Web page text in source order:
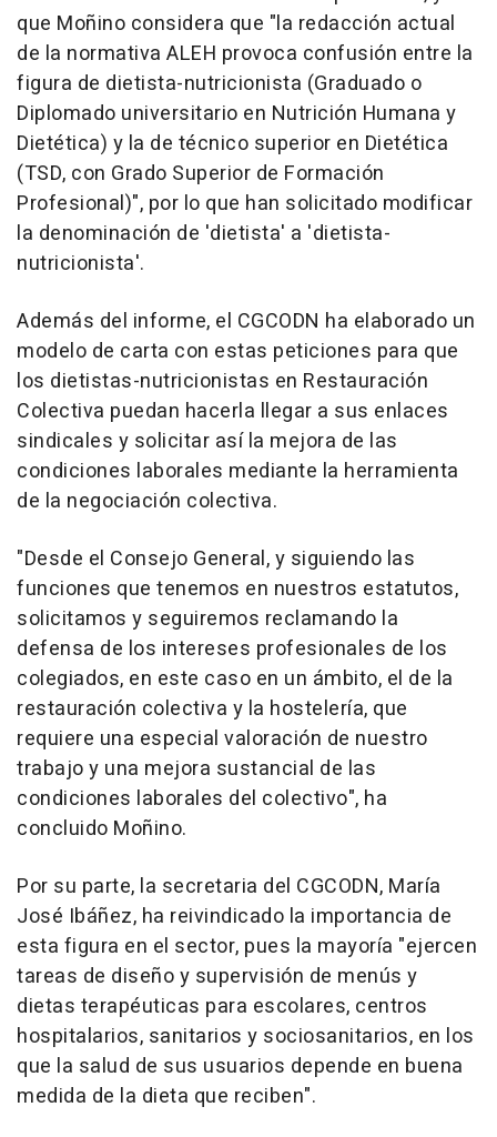
que Moñino considera que "la redacción actual
de la normativa ALEH provoca confusión entre la
figura de dietista-nutricionista (Graduado o
Diplomado universitario en Nutrición Humana y
Dietética) y la de técnico superior en Dietética
(TSD, con Grado Superior de Formación
Profesional)", por lo que han solicitado modificar
la denominación de 'dietista' a 'dietista-
nutricionista'.
Además del informe, el CGCODN ha elaborado un
modelo de carta con estas peticiones para que
los dietistas-nutricionistas en Restauración
Colectiva puedan hacerla llegar a sus enlaces
sindicales y solicitar así la mejora de las
condiciones laborales mediante la herramienta
de la negociación colectiva.
"Desde el Consejo General, y siguiendo las
funciones que tenemos en nuestros estatutos,
solicitamos y seguiremos reclamando la
defensa de los intereses profesionales de los
colegiados, en este caso en un ámbito, el de la
restauración colectiva y la hostelería, que
requiere una especial valoración de nuestro
trabajo y una mejora sustancial de las
condiciones laborales del colectivo", ha
concluido Moñino.
Por su parte, la secretaria del CGCODN, María
José Ibáñez, ha reivindicado la importancia de
esta figura en el sector, pues la mayoría "ejercen
tareas de diseño y supervisión de menús y
dietas terapéuticas para escolares, centros
hospitalarios, sanitarios y sociosanitarios, en los
que la salud de sus usuarios depende en buena
medida de la dieta que reciben".